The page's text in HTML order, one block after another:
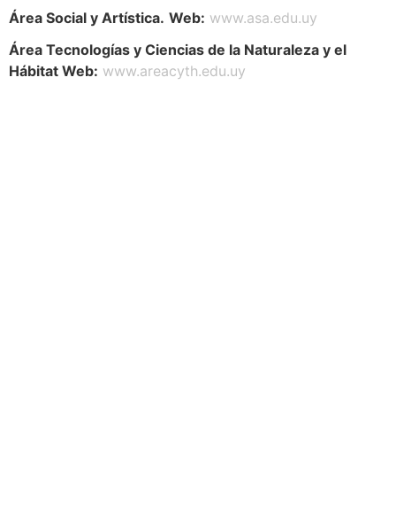
Área Social y Artística. Web: www.asa.edu.uy
Área Tecnologías y Ciencias de la Naturaleza y el
Hábitat Web: www.areacyth.edu.uy